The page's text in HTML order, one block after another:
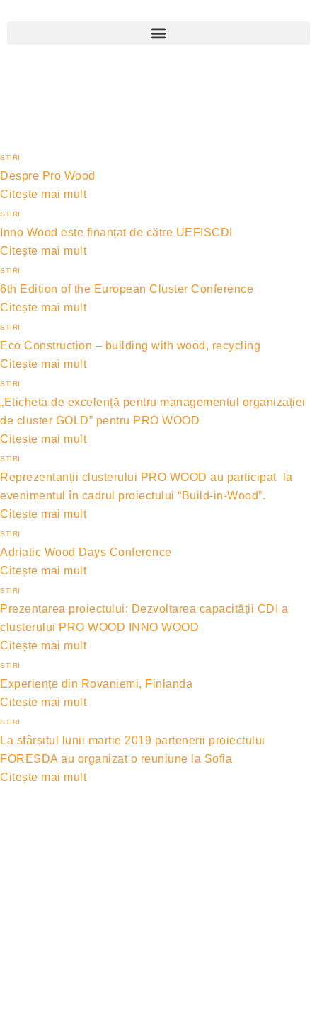
STIRI
Despre Pro Wood
Citește mai mult
STIRI
Inno Wood este finanțat de către UEFISCDI
Citește mai mult
STIRI
6th Edition of the European Cluster Conference
Citește mai mult
STIRI
Eco Construction – building with wood, recycling
Citește mai mult
STIRI
„Eticheta de excelență pentru managementul organizației
de cluster GOLD” pentru PRO WOOD
Citește mai mult
STIRI
Reprezentanții clusterului PRO WOOD au participat la
evenimentul în cadrul proiectului “Build-in-Wood”.
Citește mai mult
STIRI
Adriatic Wood Days Conference
Citește mai mult
STIRI
Prezentarea proiectului: Dezvoltarea capacității CDI a
clusterului PRO WOOD INNO WOOD
Citește mai mult
STIRI
Experiențe din Rovaniemi, Finlanda
Citește mai mult
STIRI
La sfârșitul lunii martie 2019 partenerii proiectului
FORESDA au organizat o reuniune la Sofia
Citește mai mult